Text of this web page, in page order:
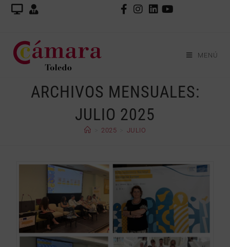
MENÚ
ARCHIVOS MENSUALES:
JULIO 2025
2025 JULIO